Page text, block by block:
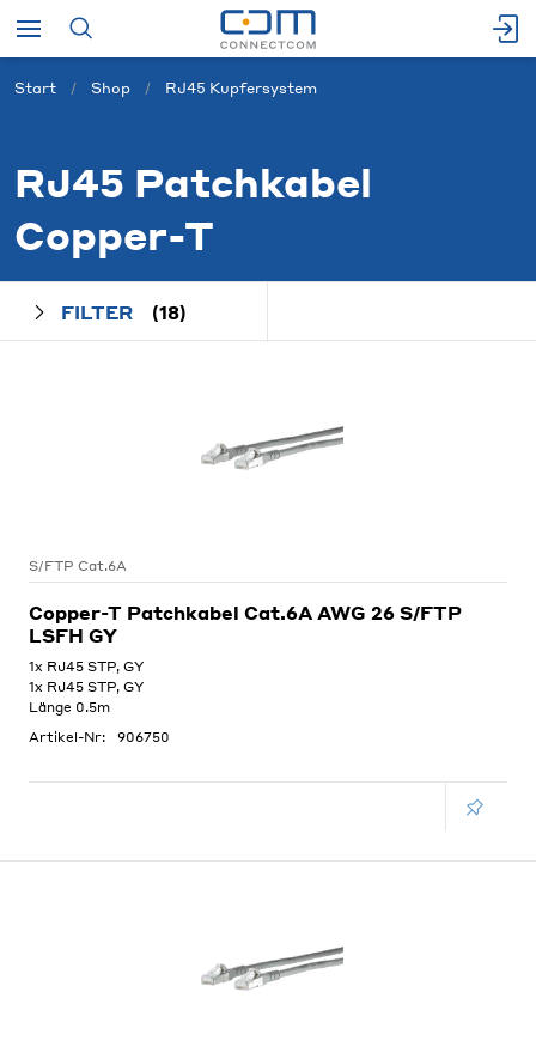
Start Shop RJ45 Kupfersystem
RJ45 Patchkabel
Copper-T
FILTER (18)
S/FTP Cat.6A
Copper-T Patchkabel Cat.6A AWG 26 S/FTP
LSFH GY
1x RJ45 STP, GY
1x RJ45 STP, GY
Länge 0.5m
Artikel-Nr:
906750